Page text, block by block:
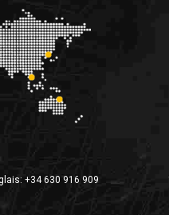
+34 630 916 909